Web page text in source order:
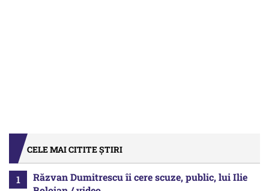
CELE MAI CITITE ȘTIRI
Răzvan Dumitrescu îi cere scuze, public, lui Ilie